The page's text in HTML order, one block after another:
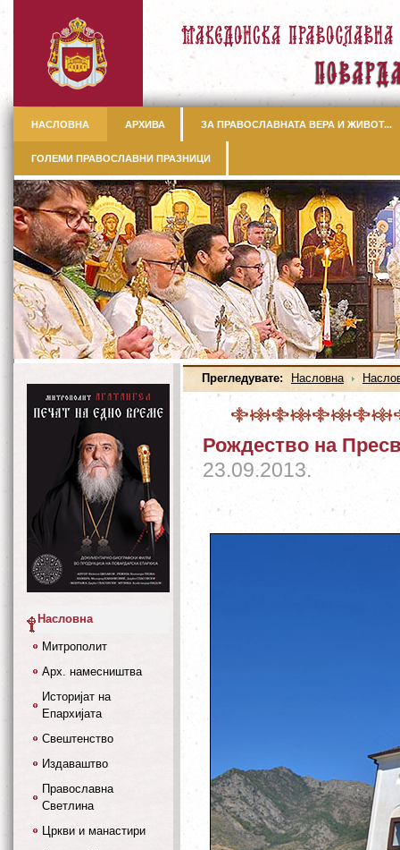
НАСЛОВНА АРХИВА ЗА ПРАВОСЛАВНАТА ВЕРА И ЖИВОТ...
ГОЛЕМИ ПРАВОСЛАВНИ ПРАЗНИЦИ
Прегледувате: Насловна
Рождество на
23.09.2013.
Насловна
Митрополит
Арх. намесништва
Историјат на
Епархијата
Свештенство
Издаваштво
Православна
Светлина
Цркви и манастири